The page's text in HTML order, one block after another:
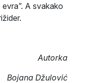
A svakako
Autorka
Bojana Džulović